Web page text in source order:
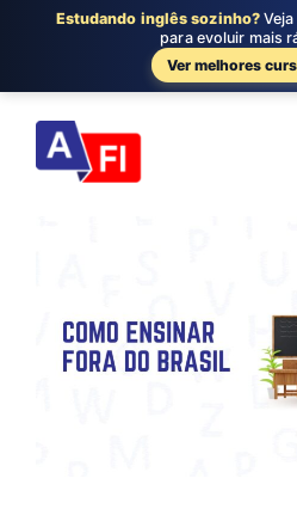
para
conteúdo
Estudando inglês sozinho?
para evoluir mais
Ver melhores